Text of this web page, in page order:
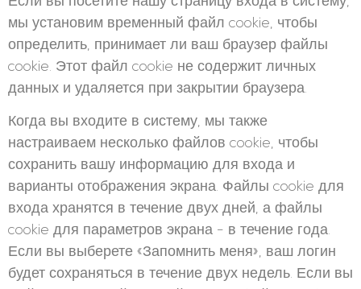
мы установим временный файл cookie, чтобы
определить, принимает ли ваш браузер файлы
cookie. Этот файл cookie не содержит личных
данных и удаляется при закрытии браузера.
Когда вы входите в систему, мы также
настраиваем несколько файлов cookie, чтобы
сохранить вашу информацию для входа и
варианты отображения экрана. Файлы cookie для
входа хранятся в течение двух дней, а файлы
cookie для параметров экрана - в течение года.
Если вы выберете «Запомнить меня», ваш логин
будет сохраняться в течение двух недель. Если вы